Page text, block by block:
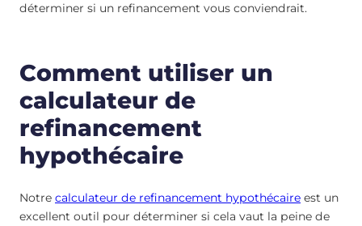
déterminer si un refinancement vous conviendrait.
Comment utiliser un
calculateur de
refinancement
hypothécaire
Notre calculateur de refinancement hypothécaire est un
excellent outil pour déterminer si cela vaut la peine de